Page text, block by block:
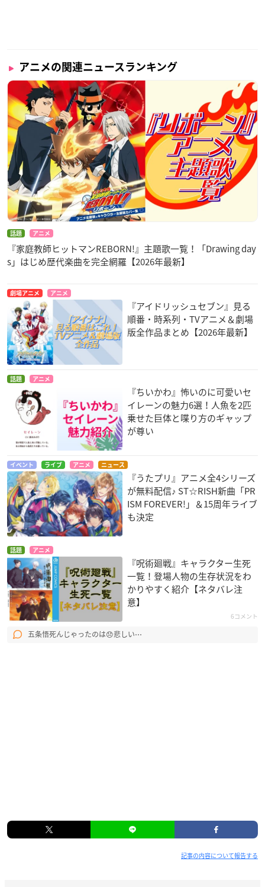
アニメの関連ニュースランキング
話題 アニメ
『家庭教師ヒットマンREBORN!』主題歌一覧！「Drawing day
s」はじめ歴代楽曲を完全網羅【2026年最新】
劇場アニメ アニメ
『アイドリッシュセブン』見る
順番・時系列・TVアニメ＆劇場
版全作品まとめ【2026年最新】
話題 アニメ
『ちいかわ』怖いのに可愛いセ
イレーンの魅力6選！人魚を2匹
乗せた巨体と喋り方のギャップ
が尊い
イベント ライブ アニメ ニュース
『うたプリ』アニメ全4シリーズ
が無料配信♪ ST☆RISH新曲「PR
ISM FOREVER!」＆15周年ライブ
も決定
話題 アニメ
『呪術廻戦』キャラクター生死
一覧！登場人物の生存状況をわ
かりやすく紹介【ネタバレ注
意】
6コメント
五条悟死んじゃったのは😞悲しい⋯
記事の内容について報告する